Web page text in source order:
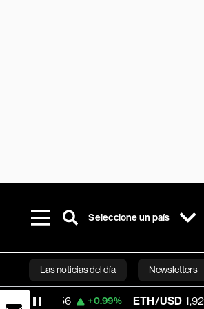
Seleccione un país
Las noticias del día Newsletters
ETH/USD 1,921.42 +0.82%